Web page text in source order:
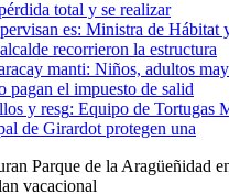
total y se realizar
es: Ministra de Hábitat
recorrieron la estructura
manti: Niños, adultos
pagan el impuesto de salid
y resg: Equipo de Tortugas
de Girardot protegen una